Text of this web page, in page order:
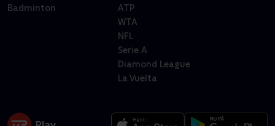
Badminton
ATP
WTA
NFL
Serie A
Diamond League
La Vuelta